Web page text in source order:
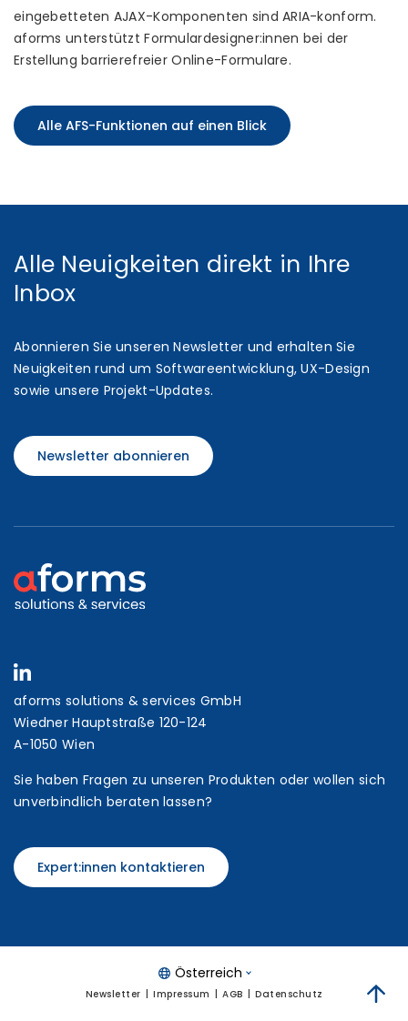
eingebetteten AJAX-Komponenten sind ARIA-konform.
aforms unterstützt Formulardesigner:innen bei der
Erstellung barrierefreier Online-Formulare.
Alle AFS-Funktionen auf einen Blick
Alle Neuigkeiten direkt in Ihre
Inbox
Abonnieren Sie unseren Newsletter und erhalten Sie
Neuigkeiten rund um Softwareentwicklung, UX-Design
sowie unsere Projekt-Updates.
Newsletter abonnieren
aforms solutions & services GmbH
Wiedner Hauptstraße 120-124
A-1050 Wien
Sie haben Fragen zu unseren Produkten oder wollen sich
unverbindlich beraten lassen?
Expert:innen kontaktieren
Österreich
Newsletter Impressum AGB Datenschutz